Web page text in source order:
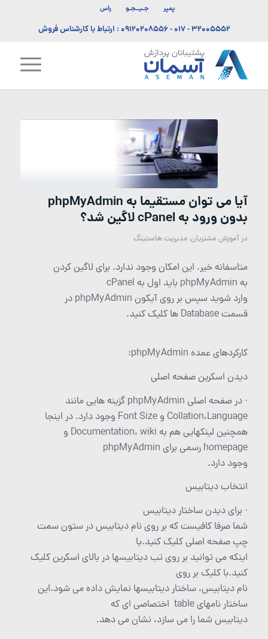
پمپر جـیــجـو راس
۳۲۰۰۵۵۵۲ - ۰۱۷ -۰۹۱۲۰۲۰۸۵۵۶: ارتباط با کارشناس فروش
آیا می توان مستقیما به phpMyAdmin
بدون ورود به cPanel لاگین شد؟
درآموزش مشتریان, مدیریت هاستینگ
متاسفانه خیر. این امکان وجود ندارد. برای لاگین کردن
به phpMyAdmin باید اول به cPanel
وارد شوید سپس بر روی آیکون phpMyAdmin در
قسمت Database ها کلیک کنید.
کارکردهای عمده phpMyAdmin:
دیدن اسکرین صفحه اصلی
· در صفحه اصلی phpMyAdmin گزینه هایی مانند
Collation،Language و Font Size وجود دارد. در اینجا
همچنین لینکهایی هم به Documentation، wiki و
homepage رسمی برای phpMyAdmin
وجود دارد.
انتخاب دیتابیس
· برای دیدن ساختار دیتابیس
شما صرفا کافیست که بر روی نام دیتابیس در ستون سمت
چپ صفحه اصلی کلیک کنید.یا
اینکه می توانید بر روی تب دیتابیسها در بالای اسکرین کلیک
کنید.با کلیک بر روی
نام دیتابیس، ساختار دیتابیسها نمایش داده می شود.این
ساختار نامهای table اختصاصی ای که
دیتابیس شما را می سازد، نشان می دهد.